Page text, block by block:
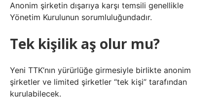
Anonim şirketin dışarıya karşı temsili genellikle
Yönetim Kurulunun sorumluluğundadır.
Tek kişilik aş olur mu?
Yeni TTK’nın yürürlüğe girmesiyle birlikte anonim
şirketler ve limited şirketler “tek kişi” tarafından
kurulabilecek.